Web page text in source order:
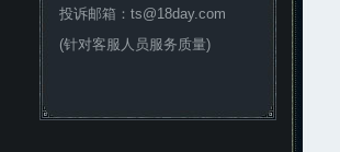
投诉邮箱：ts@18day.com
(针对客服人员服务质量)